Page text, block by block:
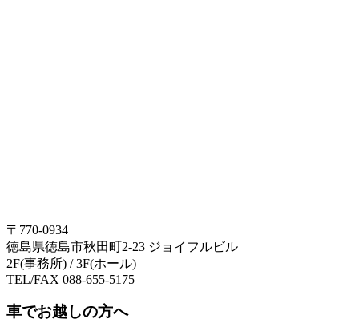
〒770-0934
徳島県徳島市秋田町2-23 ジョイフルビル
2F(事務所) / 3F(ホール)
TEL/FAX 088-655-5175
車でお越しの方へ